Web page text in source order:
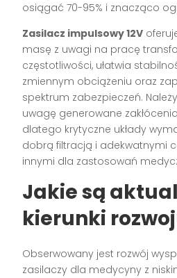
osiągać 70-95% i znacząco
Zasilacz impulsowy 12V
masę z uwagi na pracę
częstotliwości, ułatwia
zmiennym obciążeniu oraz
spektrum zabezpieczeń.
uwagę generowane
dlatego krytyczne układy
dobrą filtracją i adekwatnymi
innymi dla zastosowań
Jakie są
kierunki
Obserwowany jest rozwój
zasilaczy dla medycyny z